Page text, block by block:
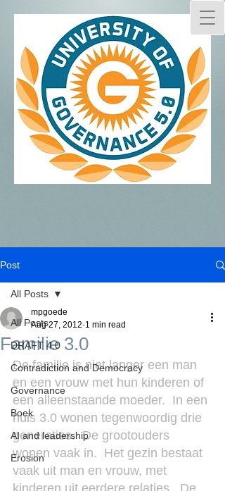
Post
All Posts
DRAFT 4.0
Contradiction and Democracy
Governance
Boek
AI and leadership
Erosion
All Posts
Familie 3.0
mpgoede
Aug 27, 2012 1 min read
De familie is niet langer een man
en een vrouw met hun kinderen of
een alleenstaande moeder.  In een
huis 3.0 wonen tegenwoordig drie
generaties.  De grootouders
wonen vaak in.  Het gezin bestaat
vaak uit man en vrouw, met
kinderen uit eerdere relaties.  De